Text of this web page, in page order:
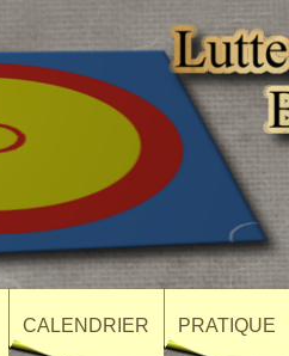
CALENDRIER PRATIQUE